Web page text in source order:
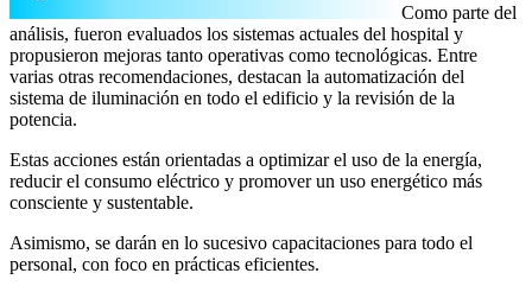
Como parte del
análisis, fueron evaluados los sistemas actuales del hospital y
propusieron mejoras tanto operativas como tecnológicas. Entre
varias otras recomendaciones, destacan la automatización del
sistema de iluminación en todo el edificio y la revisión de la
potencia.
Estas acciones están orientadas a optimizar el uso de la energía,
reducir el consumo eléctrico y promover un uso energético más
consciente y sustentable.
Asimismo, se darán en lo sucesivo capacitaciones para todo el
personal, con foco en prácticas eficientes.